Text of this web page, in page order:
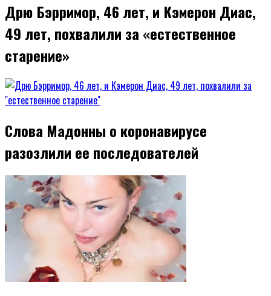
Дрю Бэрримор, 46 лет, и Кэмерон Диас,
49 лет, похвалили за «естественное
старение»
Слова Мадонны о коронавирусе
разозлили ее последователей